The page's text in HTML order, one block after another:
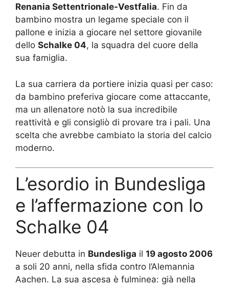
Renania Settentrionale-Vestfalia. Fin da
bambino mostra un legame speciale con il
pallone e inizia a giocare nel settore giovanile
dello Schalke 04, la squadra del cuore della
sua famiglia.
La sua carriera da portiere inizia quasi per caso:
da bambino preferiva giocare come attaccante,
ma un allenatore notò la sua incredibile
reattività e gli consigliò di provare tra i pali. Una
scelta che avrebbe cambiato la storia del calcio
moderno.
L’esordio in Bundesliga
e l’affermazione con lo
Schalke 04
Neuer debutta in Bundesliga il 19 agosto 2006
a soli 20 anni, nella sfida contro l’Alemannia
Aachen. La sua ascesa è fulminea: già nella